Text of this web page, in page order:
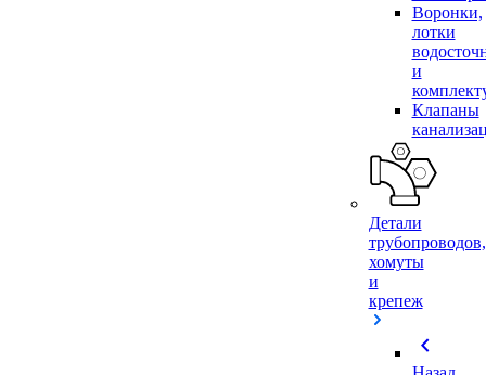
Воронки,
лотки
и
Клапаны
Детали
трубопроводов,
хомуты
и
крепеж
chevron_left